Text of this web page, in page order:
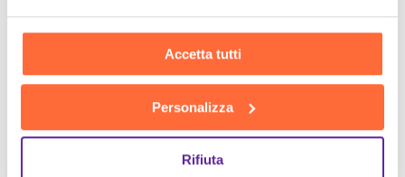
Accetta tutti
Personalizza
Rifiuta